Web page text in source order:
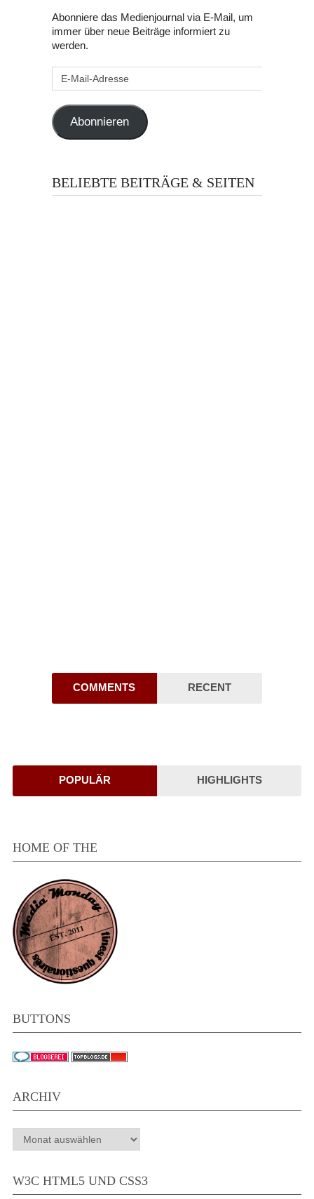
Abonniere das Medienjournal via E-Mail, um
immer über neue Beiträge informiert zu
werden.
Abonnieren
BELIEBTE BEITRÄGE & SEITEN
COMMENTS RECENT
POPULÄR HIGHLIGHTS
HOME OF THE
BUTTONS
ARCHIV
Archiv
W3C HTML5 UND CSS3